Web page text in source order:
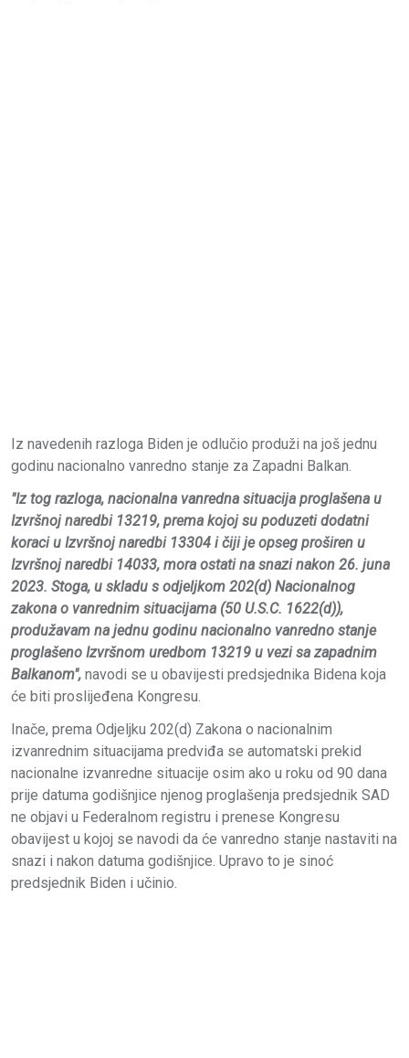
Iz navedenih razloga Biden je odlučio produži na još jednu
godinu nacionalno vanredno stanje za Zapadni Balkan.
"Iz tog razloga, nacionalna vanredna situacija proglašena u
Izvršnoj naredbi 13219, prema kojoj su poduzeti dodatni
koraci u Izvršnoj naredbi 13304 i čiji je opseg proširen u
Izvršnoj naredbi 14033, mora ostati na snazi ​​nakon 26. juna
2023. Stoga, u skladu s odjeljkom 202(d) Nacionalnog
zakona o vanrednim situacijama (50 U.S.C. 1622(d)),
produžavam na jednu godinu nacionalno vanredno stanje
proglašeno Izvršnom uredbom 13219 u vezi sa zapadnim
Balkanom", navodi se u obavijesti predsjednika Bidena koja
će biti proslijeđena Kongresu.
Inače, prema Odjeljku 202(d) Zakona o nacionalnim
izvanrednim situacijama predviđa se automatski prekid
nacionalne izvanredne situacije osim ako u roku od 90 dana
prije datuma godišnjice njenog proglašenja predsjednik SAD
ne objavi u Federalnom registru i prenese Kongresu
obavijest u kojoj se navodi da će vanredno stanje nastaviti na
snazi i nakon datuma godišnjice. Upravo to je sinoć
predsjednik Biden i učinio.